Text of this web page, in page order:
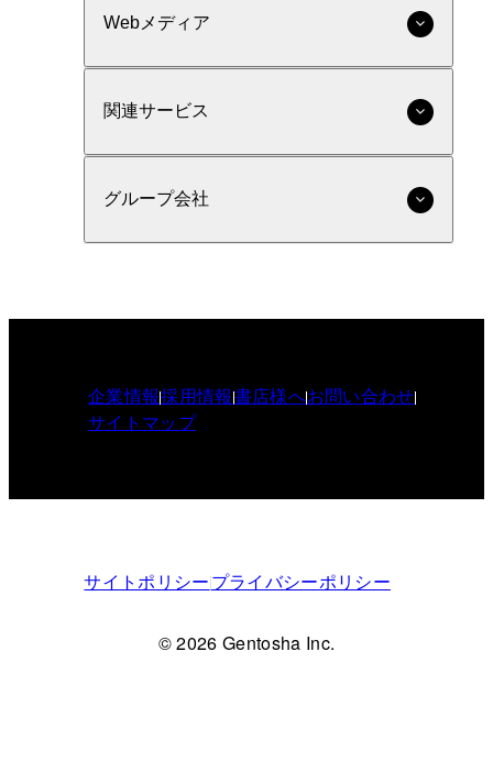
Webメディア
関連サービス
グループ会社
企業情報採用情報書店様へお問い合わせ
サイトマップ
サイトポリシープライバシーポリシー
© 2026 Gentosha Inc.